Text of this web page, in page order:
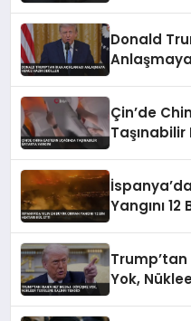
Donald
Çin’de
Taşınabilir
Yangını
Yok,